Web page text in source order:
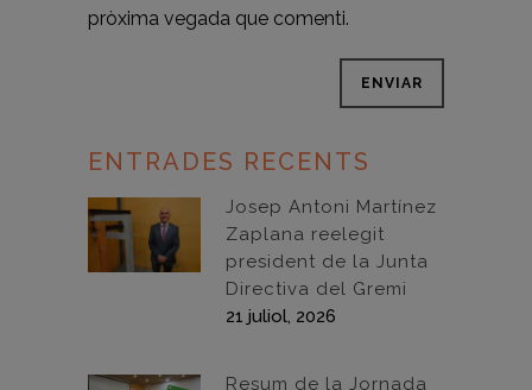
pròxima vegada que comenti.
ENTRADES RECENTS
Josep Antoni Martínez
Zaplana reelegit
president de la Junta
Directiva del Gremi
21 juliol, 2026
Resum de la Jornada